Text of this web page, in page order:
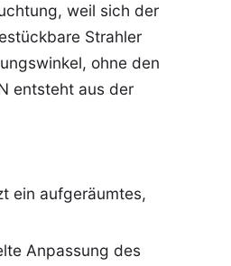
weil sich der
Strahler
ohne den
entsteht aus der
ein aufgeräumtes,
Anpassung des